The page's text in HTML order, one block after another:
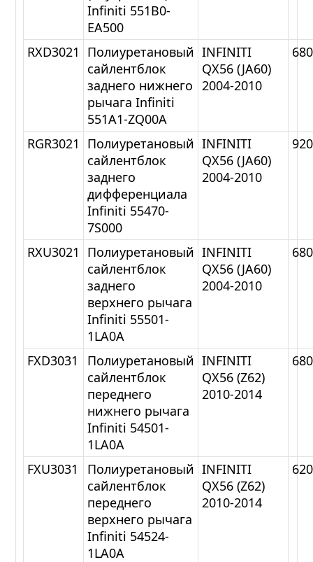
Infiniti 551B0-
EA500
RXD3021
Полиуретановый
сайлентблок
заднего нижнего
рычага Infiniti
551A1-ZQ00A
INFINITI
QX56 (JA60)
2004-2010
680
RGR3021
Полиуретановый
сайлентблок
заднего
дифференциала
Infiniti 55470-
7S000
INFINITI
QX56 (JA60)
2004-2010
920
RXU3021
Полиуретановый
сайлентблок
заднего
верхнего рычага
Infiniti 55501-
1LA0A
INFINITI
QX56 (JA60)
2004-2010
680
FXD3031
Полиуретановый
сайлентблок
переднего
нижнего рычага
Infiniti 54501-
1LA0A
INFINITI
QX56 (Z62)
2010-2014
680
FXU3031
Полиуретановый
сайлентблок
переднего
верхнего рычага
Infiniti 54524-
1LA0A
INFINITI
QX56 (Z62)
2010-2014
620